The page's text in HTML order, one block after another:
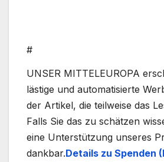
#
UNSER MITTELEUROPA
lästige und automatisierte
der Artikel, die teilweise das
Falls Sie das zu schätzen
eine Unterstützung unseres
dankbar.Details zu Spenden